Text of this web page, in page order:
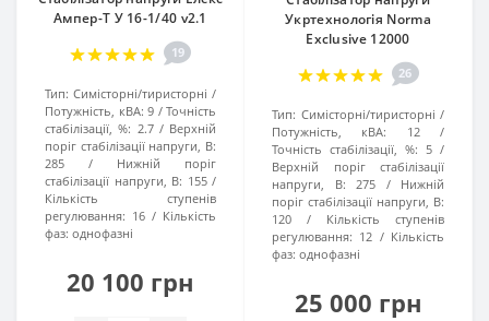
Ампер-Т У 16-1/40 v2.1
19
Тип: Симісторні/тиристорні
Потужність, кВА: 9
Точність
стабілізації, %: 2.7
Верхній
поріг стабілізації напруги, В:
285
Нижній поріг
стабілізації напруги, В: 155
Кількість ступенів
регулювання: 16
Кількість
фаз: однофазні
20 100 грн
Укртехнологія Norma
Exclusive 12000
26
Тип: Симісторні/тиристорні
Потужність, кВА:
12
Точність стабілізації, %: 5
Верхній поріг стабілізації
напруги, В:
275
Нижній
поріг стабілізації напруги, В:
120
Кількість ступенів
регулювання: 12
Кількість
фаз: однофазні
25 000 грн